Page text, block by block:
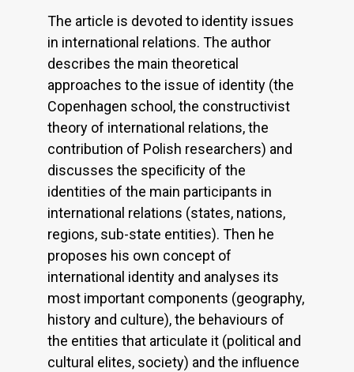
The article is devoted to identity issues
in international relations. The author
describes the main theoretical
approaches to the issue of identity (the
Copenhagen school, the constructivist
theory of international relations, the
contribution of Polish researchers) and
discusses the speciﬁcity of the
identities of the main participants in
international relations (states, nations,
regions, sub-state entities). Then he
proposes his own concept of
international identity and analyses its
most important components (geography,
history and culture), the behaviours of
the entities that articulate it (political and
cultural elites, society) and the inﬂuence